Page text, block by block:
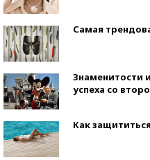
Самая
Знаменитости
успеха со
Как